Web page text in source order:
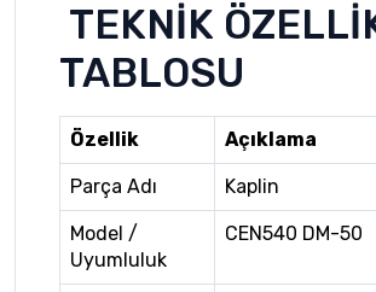
TEKNİK
TABLOSU
Özellik Açıklama
Parça Adı Kaplin
Model /
Uyumluluk
CEN540 DM-50